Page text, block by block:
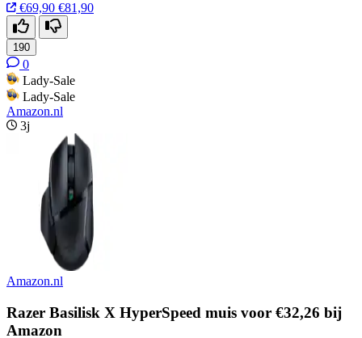
€69,90 €81,90
190
0
Lady-Sale
Lady-Sale
Amazon.nl
3j
Amazon.nl
Razer Basilisk X HyperSpeed muis voor €32,26 bij
Amazon